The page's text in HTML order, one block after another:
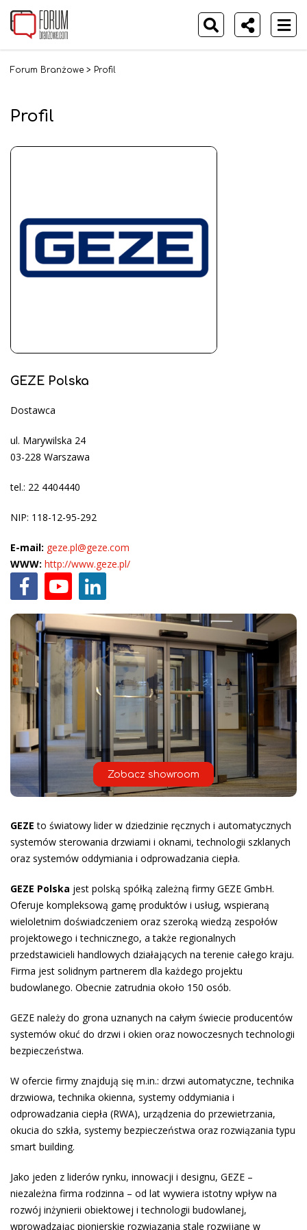
Forum Branżowe > Profil
Profil
GEZE Polska
Dostawca
ul. Marywilska 24
03-228 Warszawa
tel.: 22 4404440
NIP: 118-12-95-292
E-mail: geze.pl@geze.com
WWW: http://www.geze.pl/
Zobacz showroom
GEZE to światowy lider w dziedzinie ręcznych i automatycznych
systemów sterowania drzwiami i oknami, technologii szklanych
oraz systemów oddymiania i odprowadzania ciepła.
GEZE Polska jest polską spółką zależną firmy GEZE GmbH.
Oferuje kompleksową gamę produktów i usług, wspieraną
wieloletnim doświadczeniem oraz szeroką wiedzą zespołów
projektowego i technicznego, a także regionalnych
przedstawicieli handlowych działających na terenie całego kraju.
Firma jest solidnym partnerem dla każdego projektu
budowlanego. Obecnie zatrudnia około 150 osób.
GEZE należy do grona uznanych na całym świecie producentów
systemów okuć do drzwi i okien oraz nowoczesnych technologii
bezpieczeństwa.
W ofercie firmy znajdują się m.in.: drzwi automatyczne, technika
drzwiowa, technika okienna, systemy oddymiania i
odprowadzania ciepła (RWA), urządzenia do przewietrzania,
okucia do szkła, systemy bezpieczeństwa oraz rozwiązania typu
smart building.
Jako jeden z liderów rynku, innowacji i designu, GEZE –
niezależna firma rodzinna – od lat wywiera istotny wpływ na
rozwój inżynierii obiektowej i technologii budowlanej,
wprowadzając pionierskie rozwiązania stale rozwijane w